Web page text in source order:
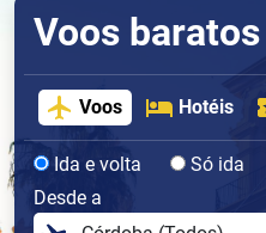
Voos
Voos Hotéis
Ida e volta Só ida
Desde a